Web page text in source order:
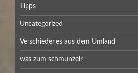
Tipps
Uncategorized
Verschiedenes aus dem Umland
was zum schmunzeln